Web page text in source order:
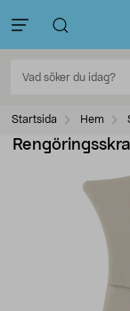
Startsida Hem